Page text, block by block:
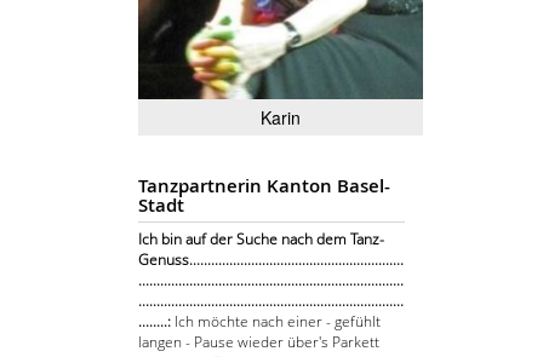
Karin
Tanzpartnerin Kanton Basel-
Stadt
Ich bin auf der Suche nach dem Tanz-
Genuss...........................................................
.........................................................................
.........................................................................
........: Ich möchte nach einer - gefühlt
langen - Pause wieder über's Parkett